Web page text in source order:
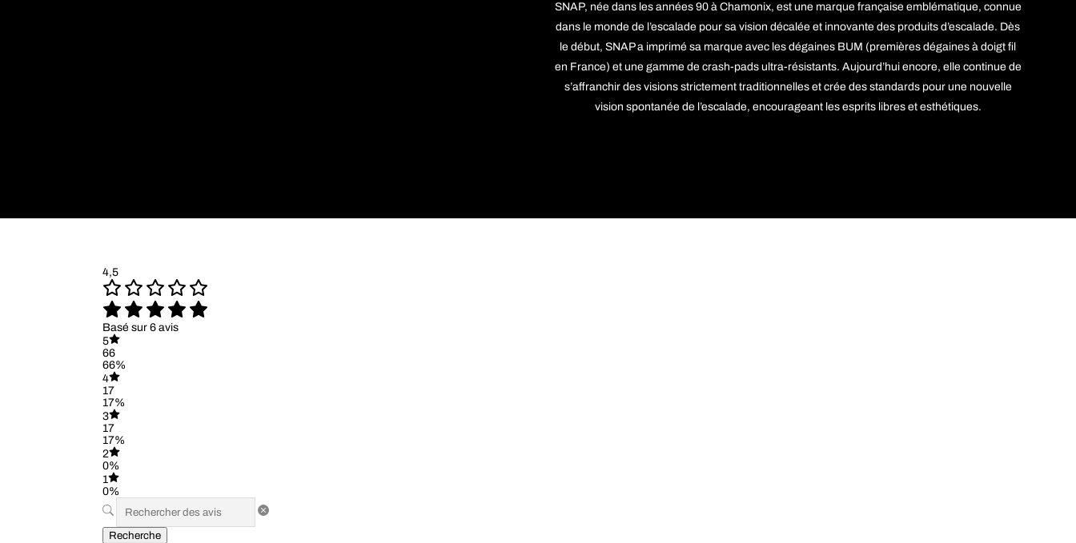
SNAP, née dans les années 90 à Chamonix, est une marque française emblématique, connue
dans le monde de l’escalade pour sa vision décalée et innovante des produits d’escalade. Dès
le début, SNAP a imprimé sa marque avec les dégaines BUM (premières dégaines à doigt fil
en France) et une gamme de crash-pads ultra-résistants. Aujourd’hui encore, elle continue de
s’affranchir des visions strictement traditionnelles et crée des standards pour une nouvelle
vision spontanée de l’escalade, encourageant les esprits libres et esthétiques.
4,5
Basé sur 6 avis
5
66
66%
4
17
17%
3
17
17%
2
0%
1
0%
Recherche